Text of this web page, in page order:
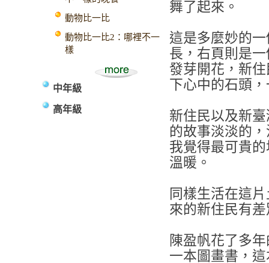
動物比一比
動物比一比2：哪裡不一
樣
中年級
高年級
舞了起來。
這是多麼妙的
長，右頁則是
發芽開花，新
下心中的石頭
新住民以及新
的故事淡淡的
我覺得最可貴
溫暖。
同樣生活在這
來的新住民有
陳盈帆花了多
一本圖畫書，